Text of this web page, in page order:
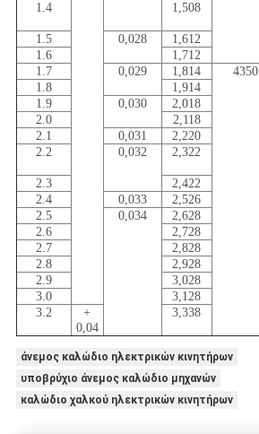
1.4 1,508
1.5 0,028 1,612
1.6
1,712
1.7
0,029 1,814 4350
1.8
1,914
1.9
0,030 2,018
2.0
2,118
2.1
0,031 2,220
2.2
0,032 2,322
2.3 2,422
2.4
0,033 2,526
2.5
0,034 2,628
2.6
2,728
2.7
2,828
2.8
2,928
2.9
3,028
3.0
3,128
3.2
+
0,04
3,338
άνεμος καλώδιο ηλεκτρικών κινητήρων
υποβρύχιο άνεμος καλώδιο μηχανών
καλώδιο χαλκού ηλεκτρικών κινητήρων